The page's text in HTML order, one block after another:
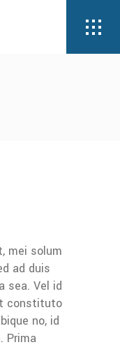
mei solum
ad duis
sea. Vel id
constituto
no, id
Prima